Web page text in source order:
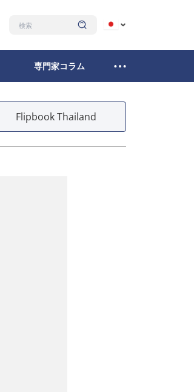
専門家コラム
Flipbook Thailand